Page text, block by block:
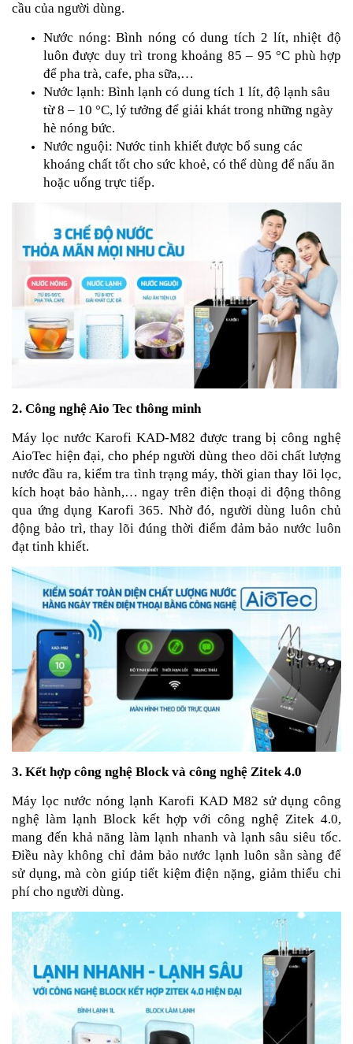
cầu của người dùng.
Nước nóng: Bình nóng có dung tích 2 lít, nhiệt độ
luôn được duy trì trong khoảng 85 – 95 °C phù hợp
để pha trà, cafe, pha sữa,…
Nước lạnh: Bình lạnh có dung tích 1 lít, độ lạnh sâu
từ 8 – 10 °C, lý tưởng để giải khát trong những ngày
hè nóng bức.
Nước nguội: Nước tinh khiết được bổ sung các
khoáng chất tốt cho sức khoẻ, có thể dùng để nấu ăn
hoặc uống trực tiếp.
2. Công nghệ Aio Tec thông minh
Máy lọc nước Karofi KAD-M82 được trang bị công nghệ
AioTec hiện đại, cho phép người dùng theo dõi chất lượng
nước đầu ra, kiểm tra tình trạng máy, thời gian thay lõi lọc,
kích hoạt bảo hành,… ngay trên điện thoại di động thông
qua ứng dụng Karofi 365. Nhờ đó, người dùng luôn chủ
động bảo trì, thay lõi đúng thời điểm đảm bảo nước luôn
đạt tinh khiết.
3. Kết hợp công nghệ Block và công nghệ Zitek 4.0
Máy lọc nước nóng lạnh Karofi KAD M82 sử dụng công
nghệ làm lạnh Block kết hợp với công nghệ Zitek 4.0,
mang đến khả năng làm lạnh nhanh và lạnh sâu siêu tốc.
Điều này không chỉ đảm bảo nước lạnh luôn sẵn sàng để
sử dụng, mà còn giúp tiết kiệm điện nặng, giảm thiểu chi
phí cho người dùng.